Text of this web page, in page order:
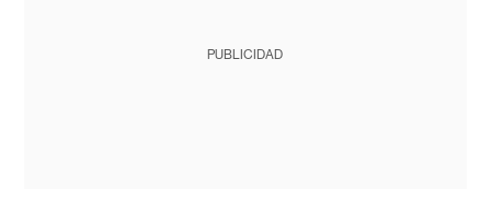
PUBLICIDAD